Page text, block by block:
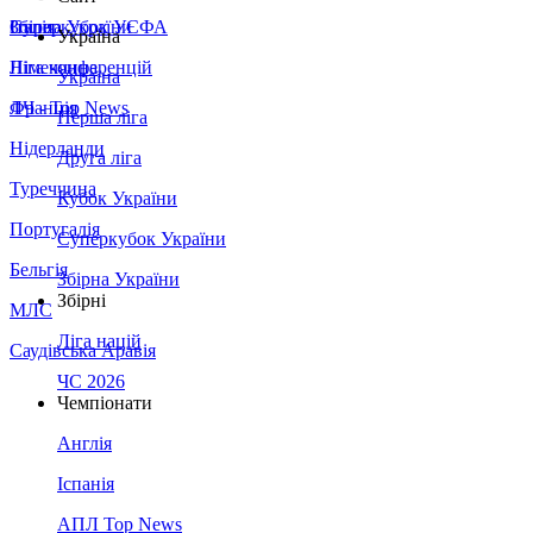
Збірна України
Італія
Німеччина
Франція
Нідерланди
Туреччина
Португалія
Бельгія
МЛС
Саудівська Аравія
Суперкубок УЄФА
Ліга конференцій
ЛЧ - Top News
Україна
Україна
Перша ліга
Друга ліга
Кубок України
Суперкубок України
Збірна України
Збірні
Ліга націй
ЧС 2026
Чемпіонати
Англія
Іспанія
АПЛ Top News